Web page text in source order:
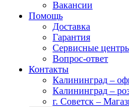
Вакансии
Помощь
Доставка
Гарантия
Сервисные
Вопрос-ответ
Контакты
Калининград –
Калининград –
г. Советск –